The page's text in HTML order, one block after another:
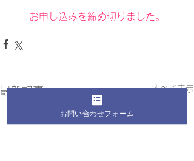
お申し込みを締め切りました。
最新記事 すべて表示
お問い合わせフォーム